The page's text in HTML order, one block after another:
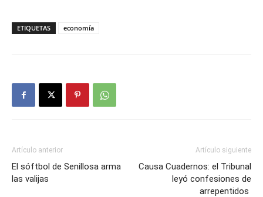
ETIQUETAS economía
Artículo anterior
El sóftbol de Senillosa arma
las valijas
Artículo siguiente
Causa Cuadernos: el Tribunal
leyó confesiones de
arrepentidos